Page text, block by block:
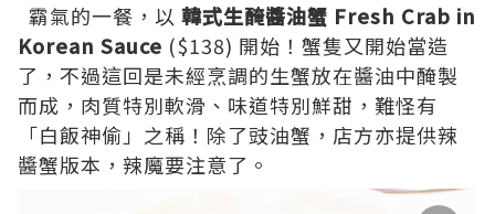
霸氣的一餐，以 韓式生醃醬油蟹 Fresh Crab in
Korean Sauce ($138) 開始！蟹隻又開始當造
了，不過這回是未經烹調的生蟹放在醬油中醃製
而成，肉質特別軟滑、味道特別鮮甜，難怪有
「白飯神偷」之稱！除了豉油蟹，店方亦提供辣
醬蟹版本，辣魔要注意了。